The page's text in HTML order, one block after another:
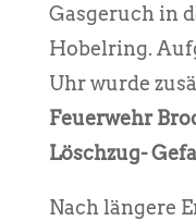
Gasgeruch in
Hobelring.
Uhr wurde
Feuerwehr
Löschzug-
Nach längere